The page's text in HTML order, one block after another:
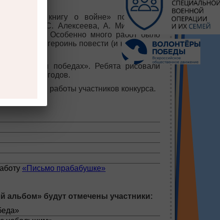
«Читаю книгу о войне» поделились
С. Алексеева, А. Митяева, Е.
Симонова. Особенно много работ было
девушек – героинь повести (и настоящих
боях и победах». Ребята рисовали
1941-45 годов.
лучшие работы участников конкурса.
«Письмо прабабушке»
будут отмечены участники: